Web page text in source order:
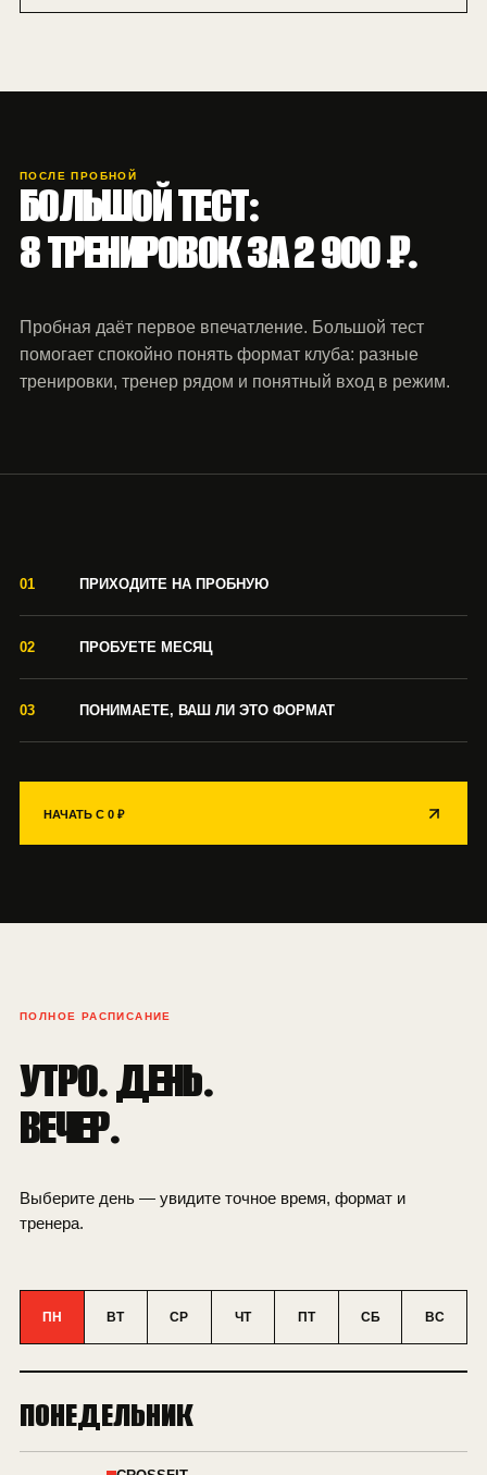
ПОСЛЕ ПРОБНОЙ
БОЛЬШОЙ ТЕСТ:
8 ТРЕНИРОВОК ЗА 2 900 ₽.
Пробная даёт первое впечатление. Большой тест
помогает спокойно понять формат клуба: разные
тренировки, тренер рядом и понятный вход в режим.
01 ПРИХОДИТЕ НА ПРОБНУЮ
02 ПРОБУЕТЕ МЕСЯЦ
03 ПОНИМАЕТЕ, ВАШ ЛИ ЭТО ФОРМАТ
НАЧАТЬ С 0 ₽
ПОЛНОЕ РАСПИСАНИЕ
УТРО. ДЕНЬ.
ВЕЧЕР.
Выберите день — увидите точное время, формат и
тренера.
ПН ВТ СР ЧТ ПТ СБ ВС
ПОНЕДЕЛЬНИК